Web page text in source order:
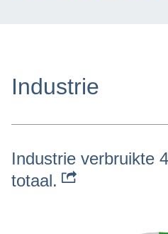
Industrie
Industrie verbruikte
totaal.